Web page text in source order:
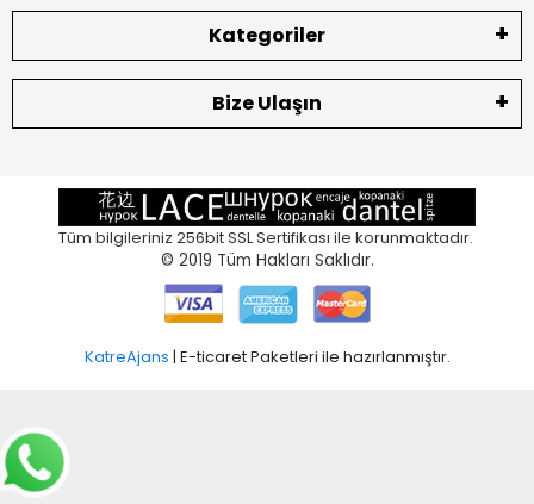
Kategoriler
Bize Ulaşın
Tüm bilgileriniz 256bit SSL Sertifikası ile korunmaktadır.
© 2019 Tüm Hakları Saklıdır.
KatreAjans | E-ticaret Paketleri ile hazırlanmıştır.